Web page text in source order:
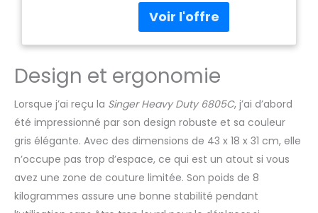
pour le traitement de tissus
plus épais. Vitesse de
pour des résultats propres
et rapides. Écran LCD :
affiche clairement le point
sélectionné et les
paramètres du point pour
la longueur et la largeur.
Contrôle de la vitesse : en
ajustant la vitesse
maximale souhaitée, vous
avez le contrôle total.
Design et ergonomie
Lorsque j’ai reçu la Singer Heavy Duty 6805C, j’ai d’abord
été impressionné par son design robuste et sa couleur
gris élégante. Avec des dimensions de 43 x 18 x 31 cm, elle
n’occupe pas trop d’espace, ce qui est un atout si vous
avez une zone de couture limitée. Son poids de 8
kilogrammes assure une bonne stabilité pendant